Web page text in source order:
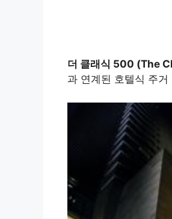
더 클래식 500 (The
과 연계된 호텔식 주거